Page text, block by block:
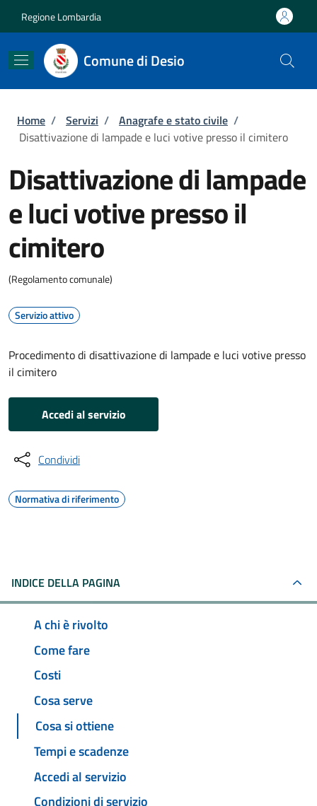
Regione Lombardia
Comune di Desio
Briciole di pane
Home / Servizi / Anagrafe e stato civile /
Disattivazione di lampade e luci votive presso il cimitero
Disattivazione di lampade
e luci votive presso il
cimitero
(Regolamento comunale)
Servizio attivo
Procedimento di disattivazione di lampade e luci votive presso
il cimitero
Accedi al servizio
Condividi
Normativa di riferimento
INDICE DELLA PAGINA
A chi è rivolto
Come fare
Costi
Cosa serve
Cosa si ottiene
Tempi e scadenze
Accedi al servizio
Condizioni di servizio